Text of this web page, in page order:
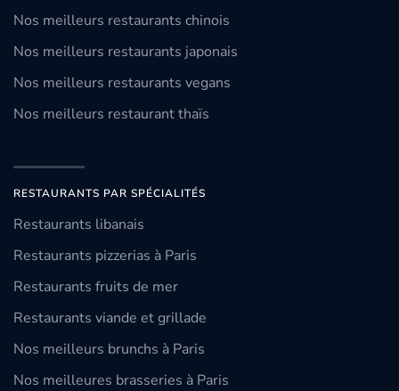
Nos meilleurs restaurants chinois
Nos meilleurs restaurants japonais
Nos meilleurs restaurants vegans
Nos meilleurs restaurant thaïs
RESTAURANTS PAR SPÉCIALITÉS
Restaurants libanais
Restaurants pizzerias à Paris
Restaurants fruits de mer
Restaurants viande et grillade
Nos meilleurs brunchs à Paris
Nos meilleures brasseries à Paris